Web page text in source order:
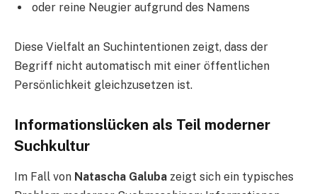
oder reine Neugier aufgrund des Namens
Diese Vielfalt an Suchintentionen zeigt, dass der
Begriff nicht automatisch mit einer öffentlichen
Persönlichkeit gleichzusetzen ist.
Informationslücken als Teil moderner
Suchkultur
Im Fall von Natascha Galuba zeigt sich ein typisches